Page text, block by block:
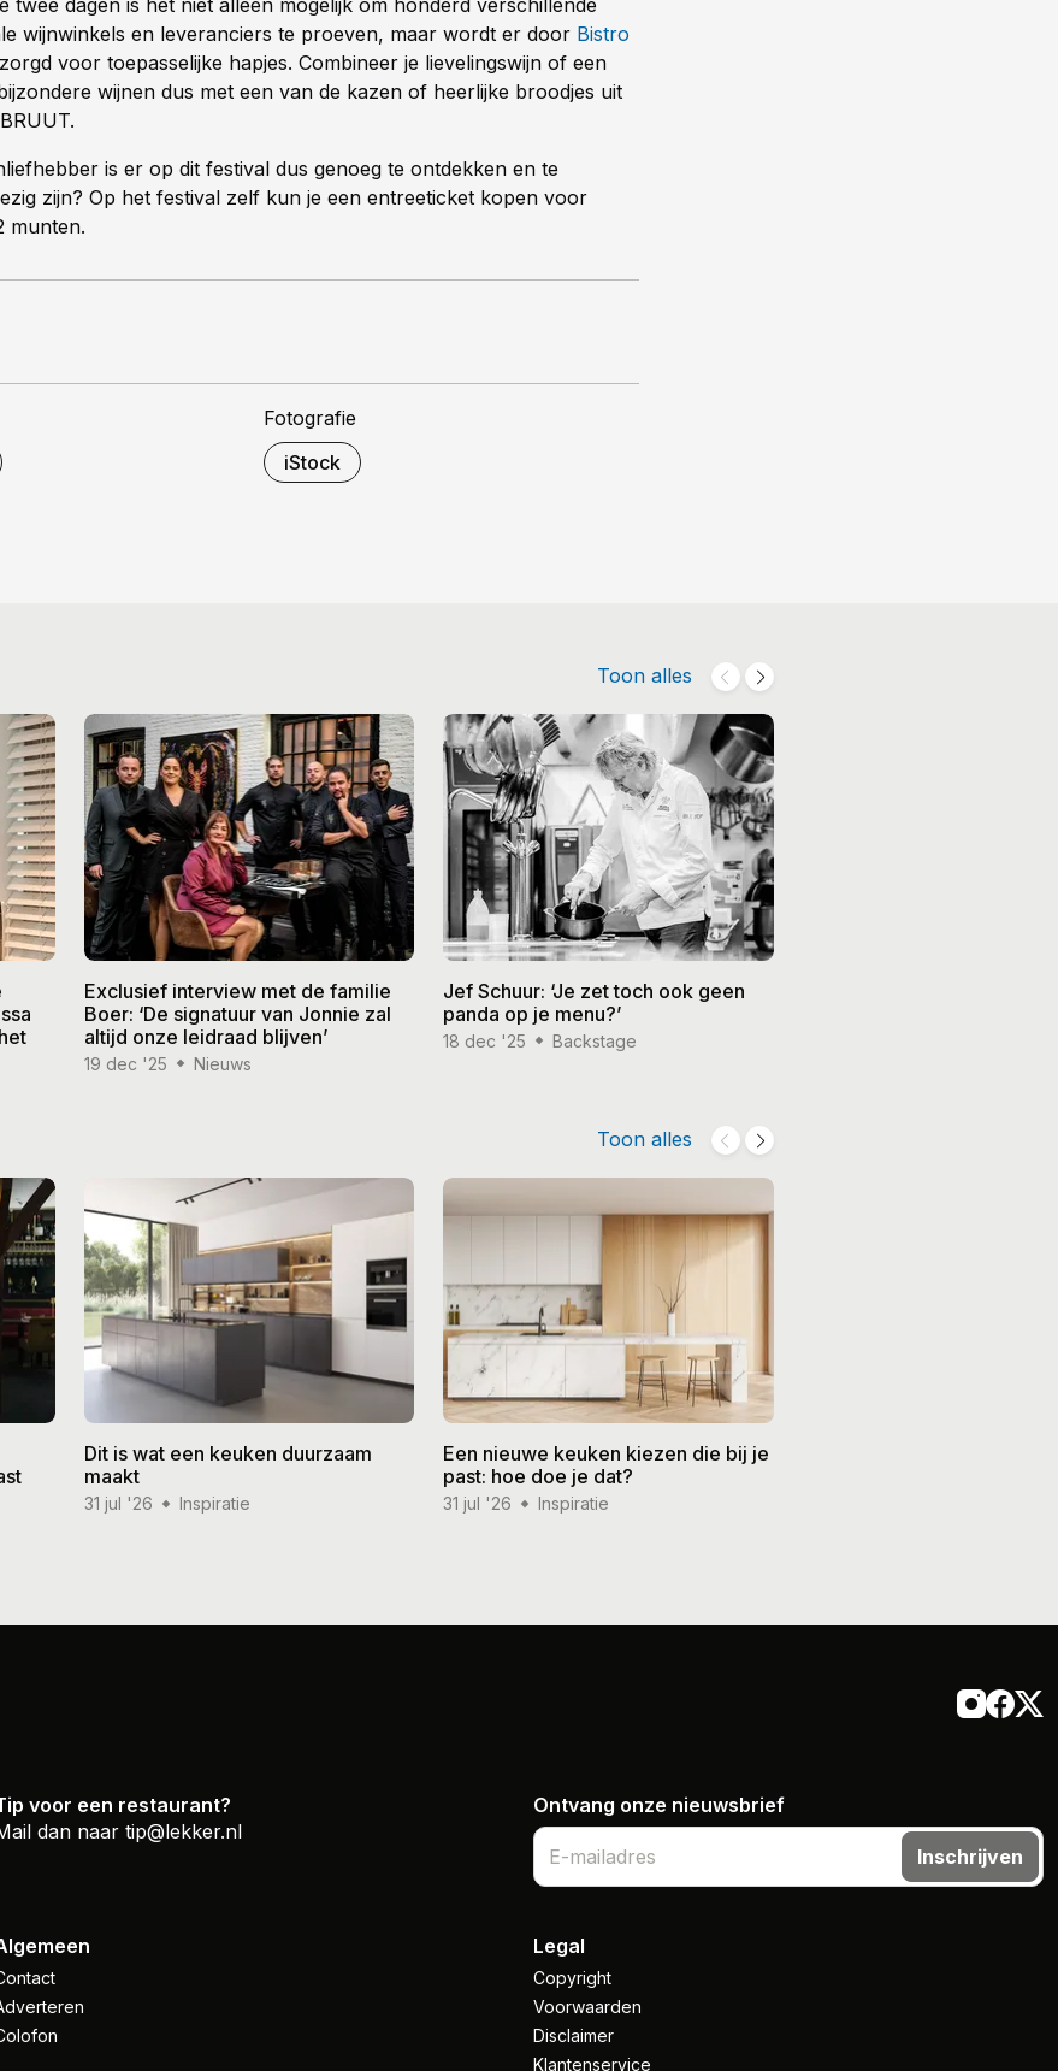
twee dagen is het niet alleen mogelijk om honderd verschillende
wijnwinkels en leveranciers te proeven, maar wordt er door Bistro
voor toepasselijke hapjes. Combineer je lievelingswijn of een
wijnen dus met een van de kazen of heerlijke broodjes uit
is er op dit festival dus genoeg te ontdekken en te
zijn? Op het festival zelf kun je een entreeticket kopen voor
munten.
Fotografie
iStock
Toon alles
Exclusief interview met de familie
Boer: ‘De signatuur van Jonnie zal
altijd onze leidraad blijven’
19 dec '25 Nieuws
Jef Schuur: ‘Je zet toch ook geen
panda op je menu?’
18 dec '25 Backstage
Toon alles
Dit is wat een keuken duurzaam
maakt
31 jul '26 Inspiratie
Een nieuwe keuken kiezen die bij je
past: hoe doe je dat?
31 jul '26 Inspiratie
voor een restaurant?
dan naar tip@lekker.nl
Ontvang onze nieuwsbrief
Inschrijven
Legal
Copyright
Voorwaarden
Disclaimer
Klantenservice